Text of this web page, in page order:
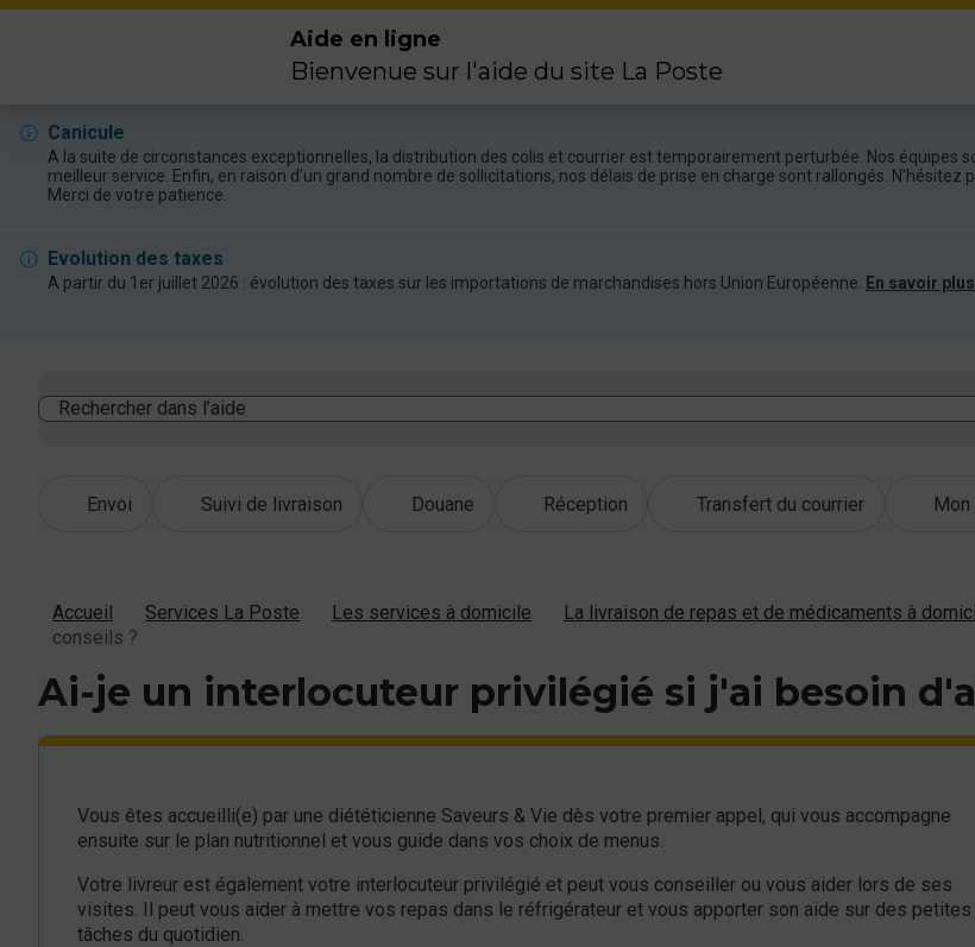
Aide en ligne
Bienvenue sur l'aide du site La Poste
Canicule
A la suite de circonstances exceptionnelles, la distribution des colis et courrier est temporairement perturbée. Nos
meilleur service. Enfin, en raison d’un grand nombre de sollicitations, nos délais de prise en charge sont rallongés.
Merci de votre patience.
Evolution des taxes
A partir du 1er juillet 2026 : évolution des taxes sur les importations de marchandises hors Union Européenne. En savoir plus
Rechercher dans l’aide
Envoi Suivi de livraison Douane Réception Transfert du courrier
Accueil Services La Poste Les services à domicile La livraison de repas et de médicaments à
conseils ?
Ai-je un interlocuteur privilégié si j'ai besoin
Vous êtes accueilli(e) par une diététicienne Saveurs & Vie dès votre premier appel, qui vous accompagne
ensuite sur le plan nutritionnel et vous guide dans vos choix de menus.
Votre livreur est également votre interlocuteur privilégié et peut vous conseiller ou vous aider lors de ses
visites. Il peut vous aider à mettre vos repas dans le réfrigérateur et vous apporter son aide sur des petites
tâches du quotidien.